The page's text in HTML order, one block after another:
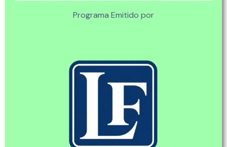
Programa Emitido por